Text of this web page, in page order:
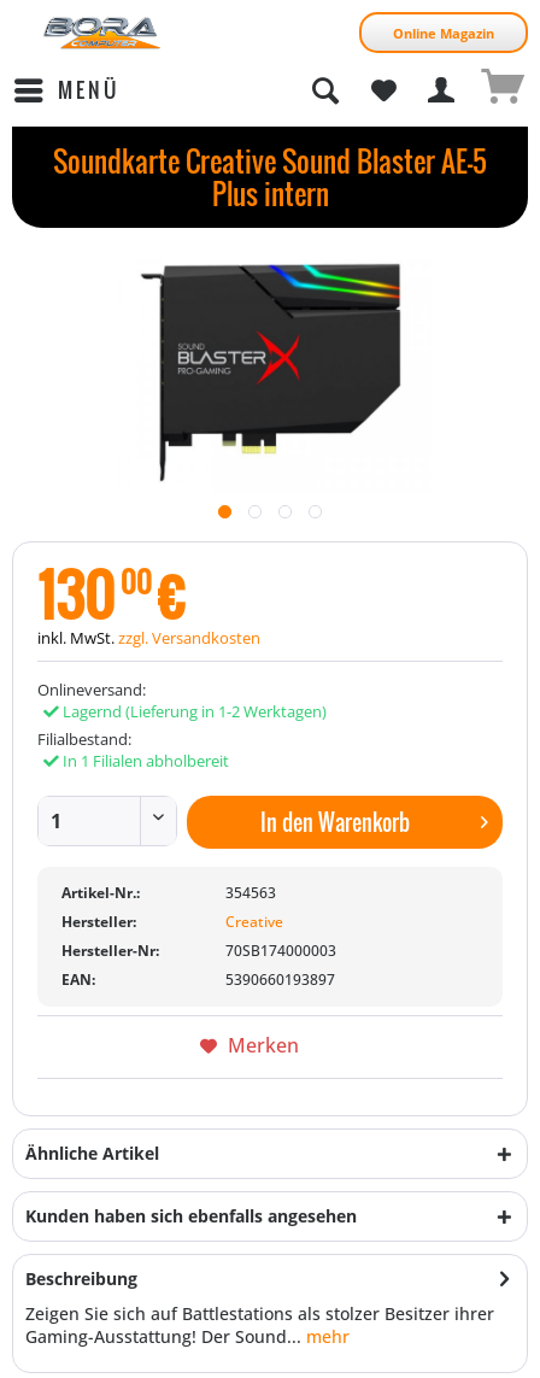
Online Magazin
MENÜ
Soundkarte Creative Sound Blaster AE-5
Plus intern
13000€
inkl. MwSt.zzgl. Versandkosten
Onlineversand:
Lagernd (Lieferung in 1-2 Werktagen)
Filialbestand:
In 1 Filialen abholbereit
In denWarenkorb
Artikel-Nr.:
354563
Hersteller:
Creative
Hersteller-Nr:
70SB174000003
EAN:
5390660193897
Merken
Ähnliche Artikel
Kunden haben sich ebenfalls angesehen
Beschreibung
Zeigen Sie sich auf Battlestations als stolzer Besitzer ihrer
Gaming-Ausstattung! Der Sound... mehr